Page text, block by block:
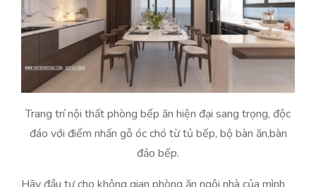
Trang trí nội thất phòng bếp ăn hiện đại sang trọng, độc
đáo với điểm nhấn gỗ óc chó từ tủ bếp, bộ bàn ăn,bàn
đảo bếp.